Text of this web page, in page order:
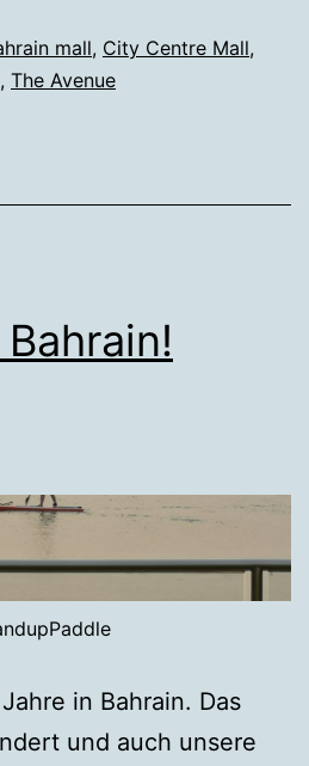
mall, City Centre Mall,
, The Avenue
in Bahrain. Das
und auch unsere